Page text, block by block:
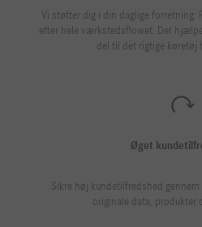
Vi støtter dig i din daglige forretning:
efter hele værkstedsflowet. Det
del til det rigtige køretøj
Øget
Sikre høj kundetilfredshed
originale data, produkter